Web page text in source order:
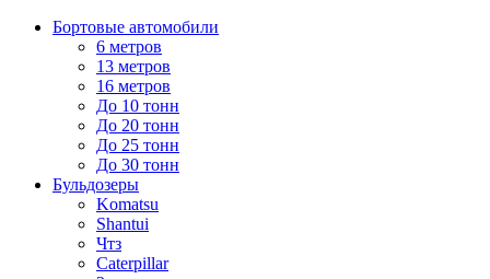
Бортовые автомобили
6 метров
13 метров
16 метров
До 10 тонн
До 20 тонн
До 25 тонн
До 30 тонн
Бульдозеры
Komatsu
Shantui
Чтз
Caterpillar